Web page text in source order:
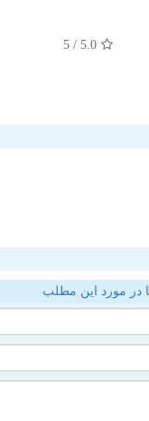
5.0
/ 5
در مورد این مطلب